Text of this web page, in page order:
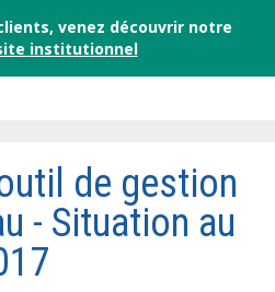
venez découvrir notre
institutionnel
de gestion
- Situation au